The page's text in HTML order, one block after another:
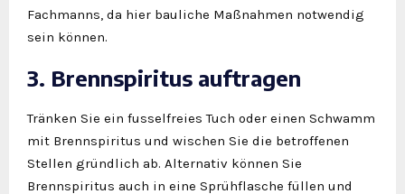
Fachmanns, da hier bauliche Maßnahmen notwendig
sein können.
3. Brennspiritus auftragen
Tränken Sie ein fusselfreies Tuch oder einen Schwamm
mit Brennspiritus und wischen Sie die betroffenen
Stellen gründlich ab. Alternativ können Sie
Brennspiritus auch in eine Sprühflasche füllen und